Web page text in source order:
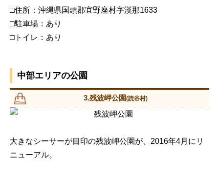
□住所：沖縄県国頭郡宜野座村字漢那1633
□駐車場：あり
□トイレ：あり
中部エリアの公園
3.残波岬公園(読谷村)
大きなシーサーが目印の残波岬公園が、2016年4月にリ
ニューアル。